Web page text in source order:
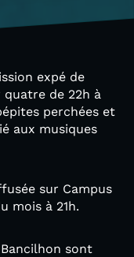
expé de
quatre de 22h à
perchées et
aux musiques
sur Campus
mois à 21h.
sont